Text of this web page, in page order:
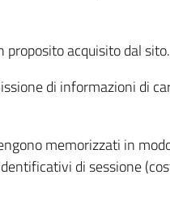
acquisito dal sito.
di informazioni di
memorizzati in
di sessione